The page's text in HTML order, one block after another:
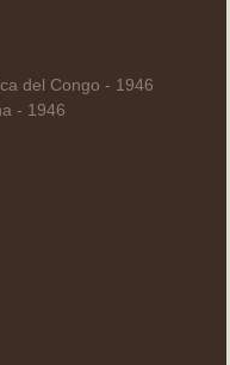
del Congo - 1946
- 1946